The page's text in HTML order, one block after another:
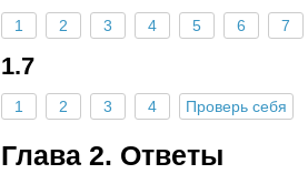
1 2 3 4 5 6 7
1.7
1 2 3 4 Проверь себя
Глава 2. Ответы